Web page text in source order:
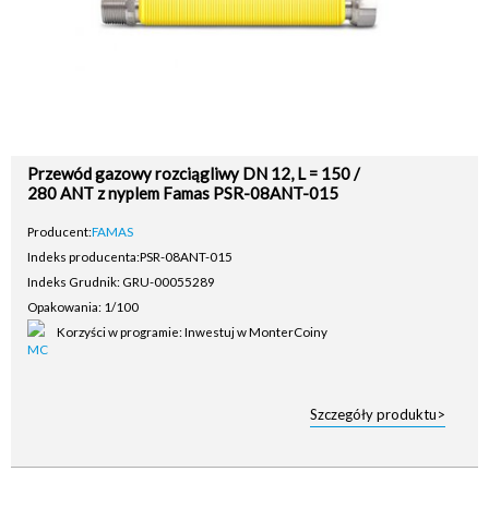
Przewód gazowy rozciągliwy DN 12, L = 150 /
280 ANT z nyplem Famas PSR-08ANT-015
Producent:FAMAS
Indeks producenta:PSR-08ANT-015
Indeks Grudnik: GRU-00055289
Opakowania: 1/100
Korzyści w programie: Inwestuj w MonterCoiny
Szczegóły produktu>